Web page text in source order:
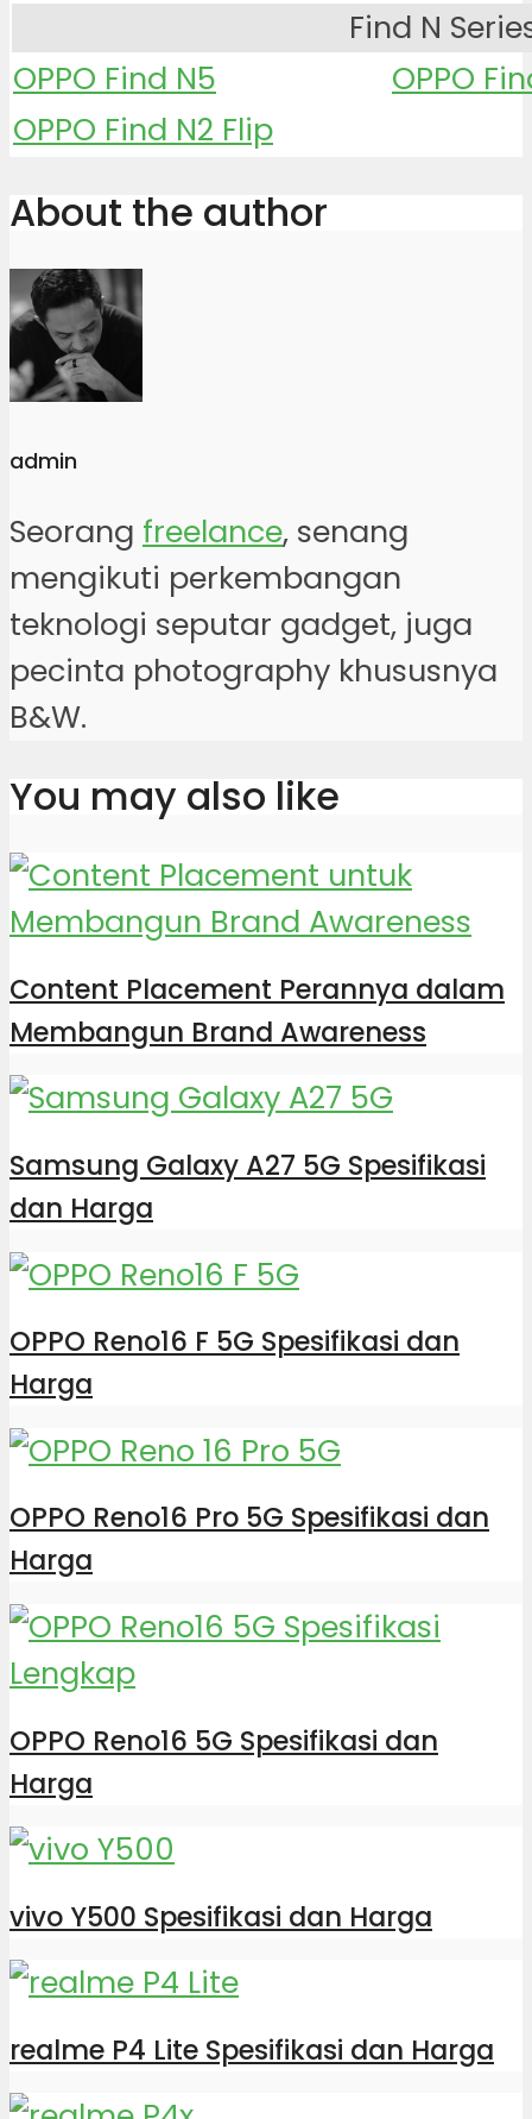
Find N
OPPO Find N5
OPPO
OPPO Find N2 Flip
About the author
admin
Seorang freelance, senang
mengikuti perkembangan
teknologi seputar gadget, juga
pecinta photography khususnya
B&W.
You may also like
Content Placement Perannya dalam
Membangun Brand Awareness
Samsung Galaxy A27 5G Spesifikasi
dan Harga
OPPO Reno16 F 5G Spesifikasi dan
Harga
OPPO Reno16 Pro 5G Spesifikasi dan
Harga
OPPO Reno16 5G Spesifikasi dan
Harga
vivo Y500 Spesifikasi dan Harga
realme P4 Lite Spesifikasi dan Harga